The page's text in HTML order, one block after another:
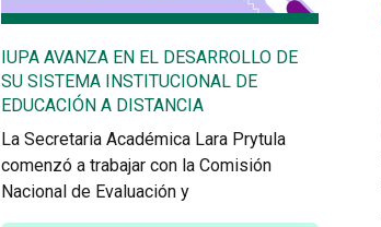
IUPA AVANZA EN EL DESARROLLO DE
SU SISTEMA INSTITUCIONAL DE
EDUCACIÓN A DISTANCIA
La Secretaria Académica Lara Prytula
comenzó a trabajar con la Comisión
Nacional de Evaluación y